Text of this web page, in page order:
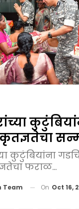
कुटुंबियांना
फराळ...
Team On Oct 16,